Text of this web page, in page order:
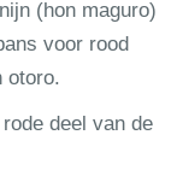
(hon maguro)
voor rood
otoro.
deel van de